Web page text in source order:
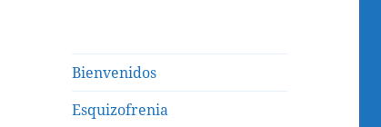
Bienvenidos
Esquizofrenia